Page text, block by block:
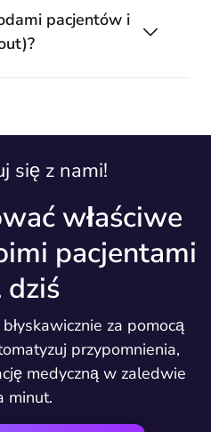
pacjentów i
się z nami!
właściwe
pacjentami
dziś
za pomocą
przypomnienia,
medyczną w zaledwie
minut.